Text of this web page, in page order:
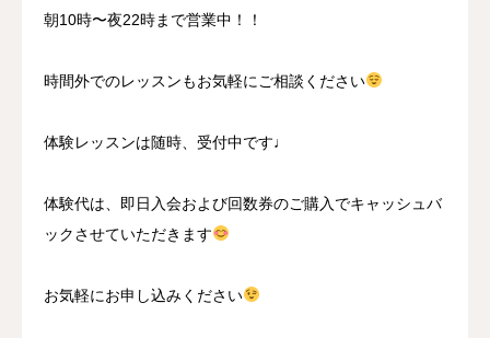
朝10時〜夜22時まで営業中！！
時間外でのレッスンもお気軽にご相談ください
体験レッスンは随時、受付中です♩
体験代は、即日入会および回数券のご購入でキャッシュバ
ックさせていただきます
お気軽にお申し込みください